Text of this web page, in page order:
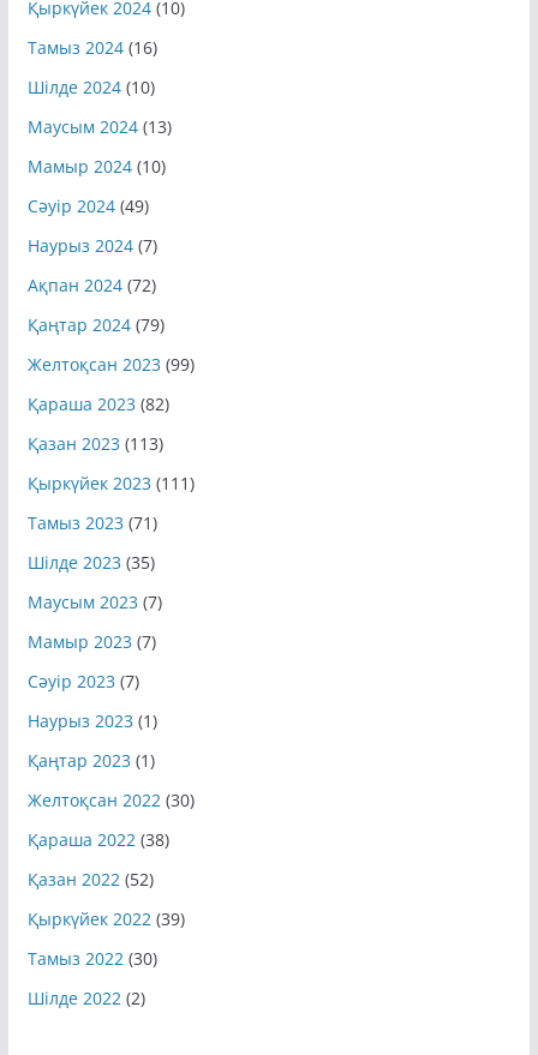
Қыркүйек 2024(10)
Тамыз 2024(16)
Шілде 2024(10)
Маусым 2024(13)
Мамыр 2024(10)
Сәуір 2024(49)
Наурыз 2024(7)
Ақпан 2024(72)
Қаңтар 2024(79)
Желтоқсан 2023 (99)
Қараша 2023 (82)
Қазан 2023 (113)
Қыркүйек 2023 (111)
Тамыз 2023 (71)
Шілде 2023 (35)
Маусым 2023 (7)
Мамыр 2023 (7)
Сәуір 2023 (7)
Наурыз 2023 (1)
Қаңтар 2023 (1)
Желтоқсан 2022 (30)
Қараша 2022 (38)
Қазан 2022 (52)
Қыркүйек 2022 (39)
Тамыз 2022 (30)
Шілде 2022 (2)